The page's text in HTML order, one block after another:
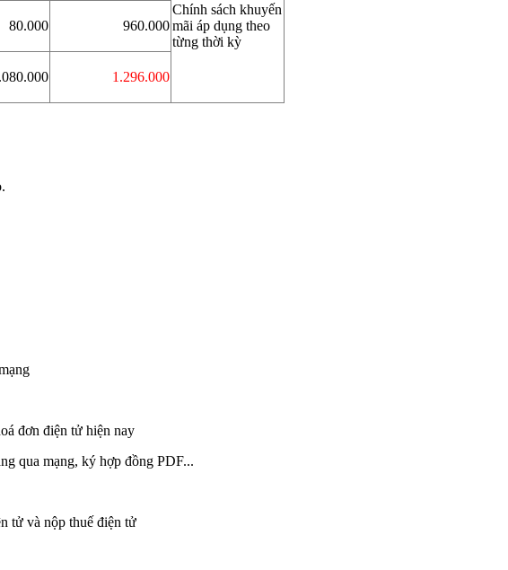
Chính sách khuyến
mãi áp dụng theo
từng thời kỳ
80.000 960.000
1.296.000
đơn điện tử hiện nay
qua mạng, ký hợp đồng PDF...
tử và nộp thuế điện tử